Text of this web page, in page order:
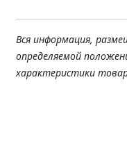
Вся информация,
определяемой
характеристики